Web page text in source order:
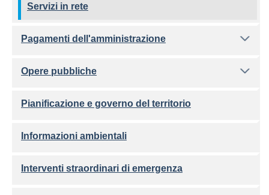
Servizi in rete
Pagamenti dell'amministrazione
Opere pubbliche
Pianificazione e governo del territorio
Informazioni ambientali
Interventi straordinari di emergenza